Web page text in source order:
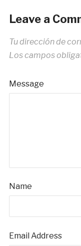
Leave a
Tu dirección de
Los campos
Message
Name
Email Address